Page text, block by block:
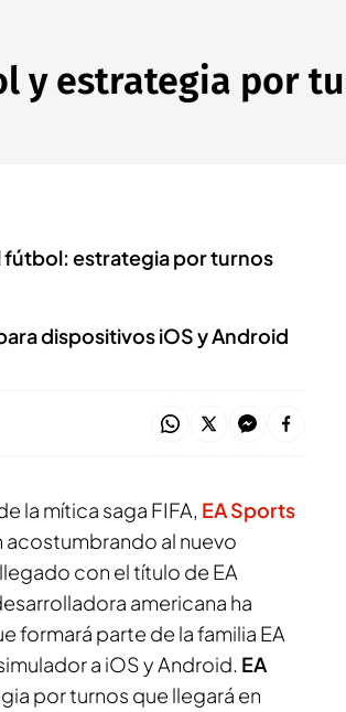
y estrategia por
fútbol: estrategia por turnos
dispositivos iOS y Android
la mítica saga FIFA, EA Sports
acostumbrando al nuevo
con el título de EA
americana ha
formará parte de la familia EA
a iOS y Android. EA
por turnos que llegará en